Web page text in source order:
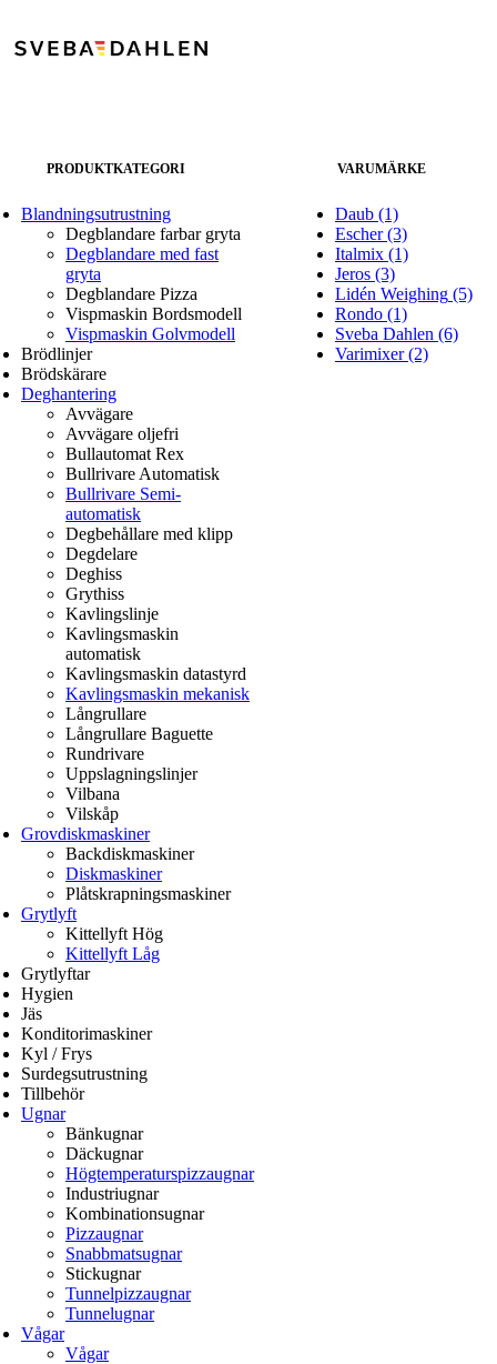
PRODUKTKATEGORI
Blandningsutrustning
Degblandare farbar gryta
Degblandare med fast
gryta
Degblandare Pizza
Vispmaskin Bordsmodell
Vispmaskin Golvmodell
Brödlinjer
Brödskärare
Deghantering
Avvägare
Avvägare oljefri
Bullautomat Rex
Bullrivare Automatisk
Bullrivare Semi-
automatisk
Degbehållare med klipp
Degdelare
Deghiss
Grythiss
Kavlingslinje
Kavlingsmaskin
automatisk
Kavlingsmaskin datastyrd
Kavlingsmaskin mekanisk
Långrullare
Långrullare Baguette
Rundrivare
Uppslagningslinjer
Vilbana
Vilskåp
Grovdiskmaskiner
Backdiskmaskiner
Diskmaskiner
Plåtskrapningsmaskiner
Grytlyft
Kittellyft Hög
Kittellyft Låg
Grytlyftar
Hygien
Jäs
Konditorimaskiner
Kyl / Frys
Surdegsutrustning
Tillbehör
Ugnar
Bänkugnar
Däckugnar
Högtemperaturspizzaugnar
Industriugnar
Kombinationsugnar
Pizzaugnar
Snabbmatsugnar
Stickugnar
Tunnelpizzaugnar
Tunnelugnar
Vågar
Vågar
VARUMÄRKE
Daub (1)
Escher (3)
Italmix (1)
Jeros (3)
Lidén Weighing (5)
Rondo (1)
Sveba Dahlen (6)
Varimixer (2)